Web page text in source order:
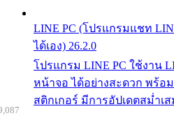
LINE PC (โปรแกรมแชท
ได้เอง) 26.2.0
โปรแกรม LINE PC ใช้งาน
หน้าจอ ได้อย่างสะดวก พร้อ
สติกเกอร์ มีการอัปเดตสม่ำเ